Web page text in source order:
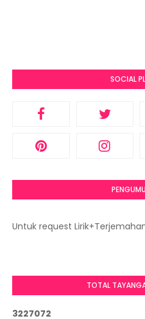
SOCIAL
Untuk request
TOTAL
3227072